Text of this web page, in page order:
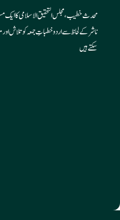
محدث خطیب، مجلس التحقیق الاسلامی کا
ناشر کے لحاظ سے اردو خطباتِ جمعہ کو تلاش اور
سکتے ہیں